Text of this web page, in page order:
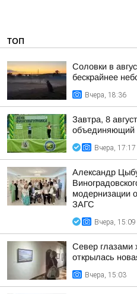
ТОП
Соловки в
бескрайнее
Вчера, 18:36
Завтра, 8
объединяющий
Вчера, 17:17
Александр
модернизации
ЗАГС
Вчера, 15:09
Север глазами
открылась
Вчера, 15:03